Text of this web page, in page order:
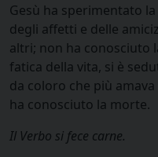
Gesù ha sperimentato
degli affetti e delle
altri; non ha conosciuto
fatica della vita, si è
da coloro che più
ha conosciuto la morte.
Il Verbo si fece carne.